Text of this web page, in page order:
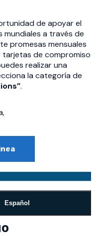
de apoyar el
mundiales a través de
promesas mensuales
tarjetas de compromiso
realizar una
la categoría de
.
Español